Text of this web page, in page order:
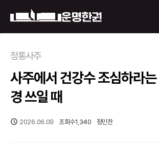
운명한권 보기
미래 배우자 얼굴
정통사주
사주에서 건강수 조심하라
경 쓰일 때
2026.06.09 조회수1,340 정민찬